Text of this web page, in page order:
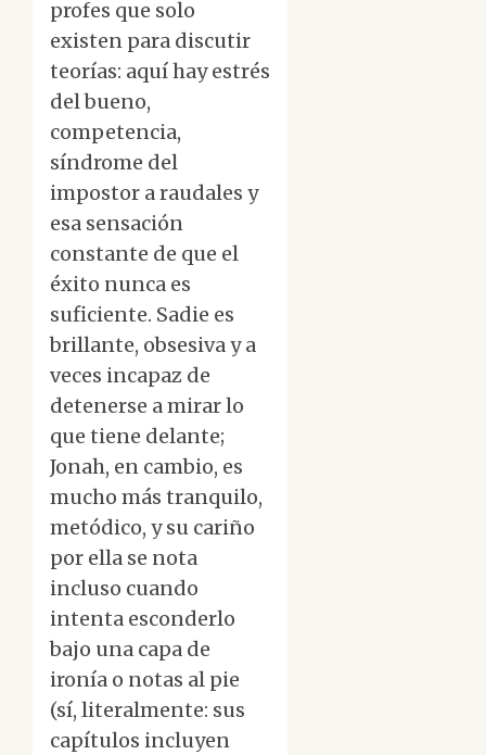
profes que solo
existen para discutir
teorías: aquí hay estrés
del bueno,
competencia,
síndrome del
impostor a raudales y
esa sensación
constante de que el
éxito nunca es
suficiente. Sadie es
brillante, obsesiva y a
veces incapaz de
detenerse a mirar lo
que tiene delante;
Jonah, en cambio, es
mucho más tranquilo,
metódico, y su cariño
por ella se nota
incluso cuando
intenta esconderlo
bajo una capa de
ironía o notas al pie
(sí, literalmente: sus
capítulos incluyen